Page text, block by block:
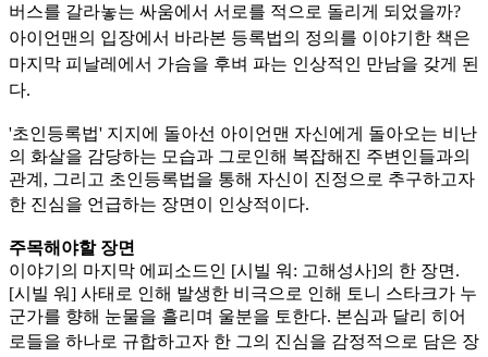
버스를 갈라놓는 싸움에서 서로를 적으로 돌리게 되었을까?
아이언맨의 입장에서 바라본 등록법의 정의를 이야기한 책은
마지막 피날레에서 가슴을 후벼 파는 인상적인 만남을 갖게 된
다.
'초인등록법' 지지에 돌아선 아이언맨 자신에게 돌아오는 비난
의 화살을 감당하는 모습과 그로인해 복잡해진 주변인들과의
관계, 그리고 초인등록법을 통해 자신이 진정으로 추구하고자
한 진심을 언급하는 장면이 인상적이다.
주목해야할 장면
이야기의 마지막 에피소드인 [시빌 워: 고해성사]의 한 장면.
[시빌 워] 사태로 인해 발생한 비극으로 인해 토니 스타크가 누
군가를 향해 눈물을 흘리며 울분을 토한다. 본심과 달리 히어
로들을 하나로 규합하고자 한 그의 진심을 감정적으로 담은 장